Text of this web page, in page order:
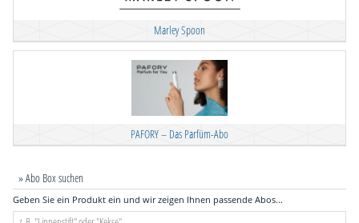
Marley Spoon
PAFORY – Das Parfüm-Abo
» Abo Box suchen
Geben Sie ein Produkt ein und wir zeigen Ihnen passende Abos...